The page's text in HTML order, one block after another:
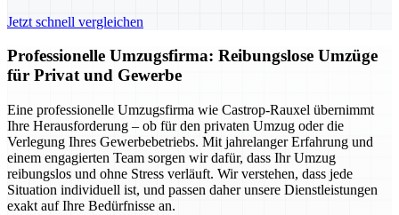
Jetzt schnell vergleichen
Professionelle Umzugsfirma: Reibungslose Umzüge
für Privat und Gewerbe
Eine professionelle Umzugsfirma wie Castrop-Rauxel übernimmt
Ihre Herausforderung – ob für den privaten Umzug oder die
Verlegung Ihres Gewerbebetriebs. Mit jahrelanger Erfahrung und
einem engagierten Team sorgen wir dafür, dass Ihr Umzug
reibungslos und ohne Stress verläuft. Wir verstehen, dass jede
Situation individuell ist, und passen daher unsere Dienstleistungen
exakt auf Ihre Bedürfnisse an.